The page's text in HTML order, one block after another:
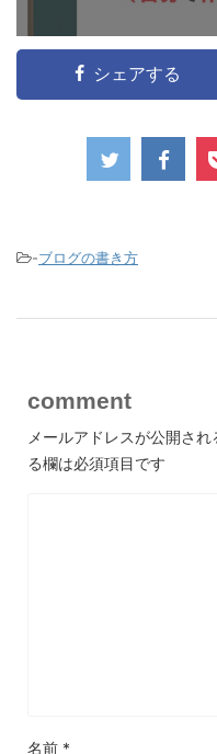
シェアする
-ブログの書き方
comment
メールアドレスが公開され
る欄は必須項目です
名前 *